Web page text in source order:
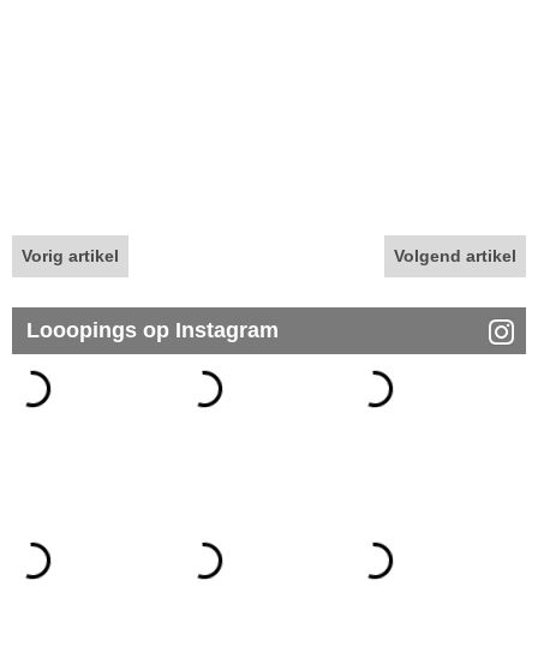
Vorig artikel Volgend artikel
Looopings op Instagram